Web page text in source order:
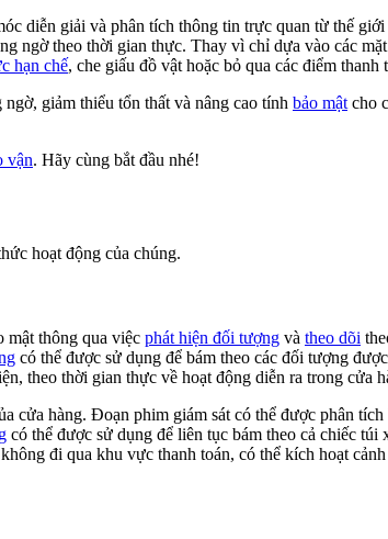
diễn giải và phân tích thông tin trực quan từ thế
ngờ theo thời gian thực. Thay vì chỉ dựa vào các
hạn chế, che giấu đồ vật hoặc bỏ qua các điểm thanh
giảm thiểu tổn thất và nâng cao tính bảo mật cho
vận. Hãy cùng bắt đầu nhé!
hoạt động của chúng.
mật thông qua việc phát hiện đối tượng và theo dõi
có thể được sử dụng để bám theo các đối tượng
theo thời gian thực về hoạt động diễn ra trong cửa
cửa hàng. Đoạn phim giám sát có thể được phân tích
có thể được sử dụng để liên tục bám theo cả chiếc túi
đi qua khu vực thanh toán, có thể kích hoạt cảnh